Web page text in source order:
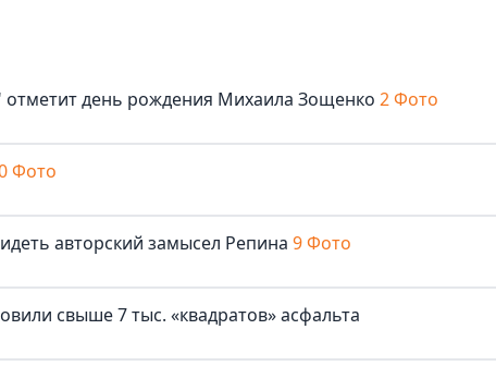
отметит день рождения Михаила Зощенко 2 Фото
Фото
авторский замысел Репина 9 Фото
свыше 7 тыс. «квадратов» асфальта